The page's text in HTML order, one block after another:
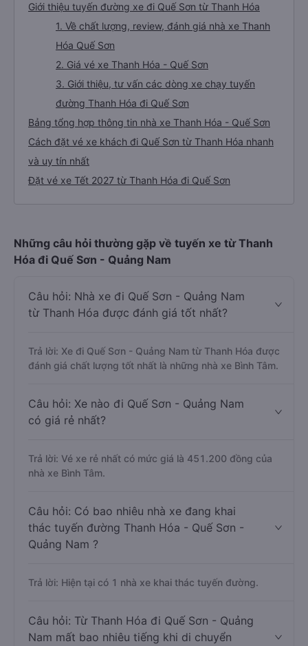
Giới thiệu tuyến đường xe đi Quế Sơn từ Thanh Hóa
1. Về chất lượng, review, đánh giá nhà xe Thanh
Hóa Quế Sơn
2. Giá vé xe Thanh Hóa - Quế Sơn
3. Giới thiệu, tư vấn các dòng xe chạy tuyến
đường Thanh Hóa đi Quế Sơn
Bảng tổng hợp thông tin nhà xe Thanh Hóa - Quế Sơn
Cách đặt vé xe khách đi Quế Sơn từ Thanh Hóa nhanh
và uy tín nhất
Đặt vé xe Tết 2027 từ Thanh Hóa đi Quế Sơn
Những câu hỏi thường gặp về tuyến xe từ Thanh
Hóa đi Quế Sơn - Quảng Nam
Câu hỏi: Nhà xe đi Quế Sơn - Quảng Nam
từ Thanh Hóa được đánh giá tốt nhất?
Trả lời: Xe đi Quế Sơn - Quảng Nam từ Thanh Hóa được
đánh giá chất lượng tốt nhất là những nhà xe Bình Tâm.
Câu hỏi: Xe nào đi Quế Sơn - Quảng Nam
có giá rẻ nhất?
Trả lời: Vé xe rẻ nhất có mức giá là 451.200 đồng của
nhà xe Bình Tâm.
Câu hỏi: Có bao nhiêu nhà xe đang khai
thác tuyến đường Thanh Hóa - Quế Sơn -
Quảng Nam ?
Trả lời: Hiện tại có 1 nhà xe khai thác tuyến đường.
Câu hỏi: Từ Thanh Hóa đi Quế Sơn - Quảng
Nam mất bao nhiêu tiếng khi di chuyển